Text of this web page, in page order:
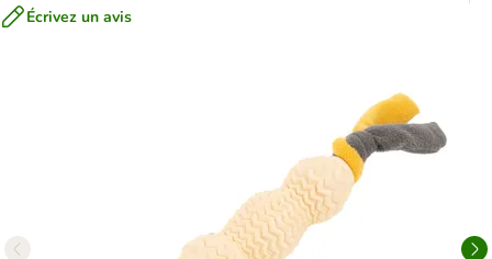
Écrivez un avis